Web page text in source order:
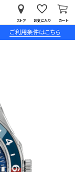
ご利用条件はこちら
ストア お気に入り カート